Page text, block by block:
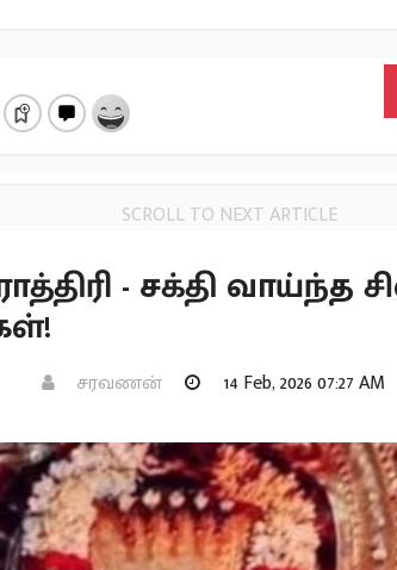
SCROLL TO NEXT ARTICLE
- சக்தி வாய்ந்த
சரவணன் 14 Feb, 2026 07:27 AM